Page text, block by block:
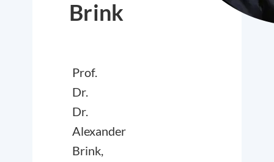
Brink
Prof.
Dr.
Dr.
Alexander
Brink,